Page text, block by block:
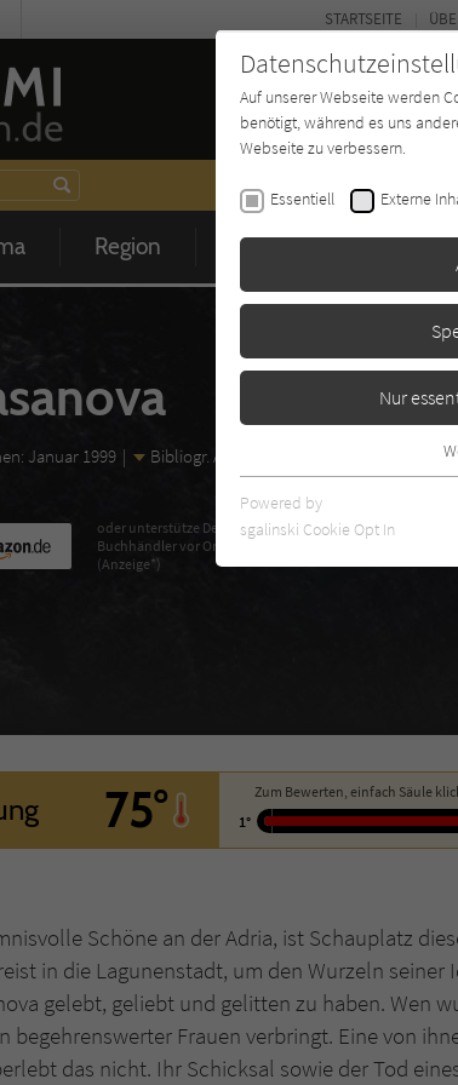
Region Zeit Buchtyp
STARTSEITE
Januar 1999 Bibliogr. Angaben
oder unterstütze Deinen
Buchhändler vor Ort
(Anzeige*)
75°
Zum Bewerten, einfach Säule
1°
Schöne an der Adria, ist Schauplatz
in die Lagunenstadt, um den Wurzeln
gelebt, geliebt und gelitten zu haben. Wen
begehrenswerter Frauen verbringt. Eine von
das nicht. Ihr Schicksal sowie der Tod
Auf unserer Webseite werden
benötigt, während es uns
Webseite zu verbessern.
Essentiell Externe
Nur
Essentielle Cookies werden
benötigt. Dadurch ist
funktioniert.
Zweck
Anbieter
Laufzeit 1 Jahr
Zweck Cookie
hl=de).
Powered by
sgalinski Cookie Opt In